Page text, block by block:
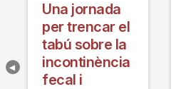
Una jornada
per trencar el
tabú sobre la
incontinència
fecal i